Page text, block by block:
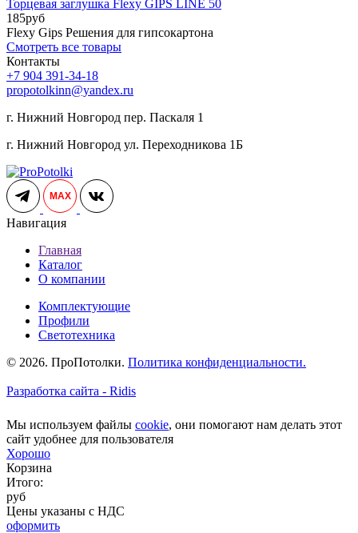
Торцевая заглушка Flexy GIPS LINE 50
185руб
Flexy Gips Решения для гипсокартона
Смотреть все товары
Контакты
+7 904 391-34-18
propotolkinn@yandex.ru
г. Нижний Новгород пер. Паскаля 1
г. Нижний Новгород ул. Переходникова 1Б
MAX
Навигация
Главная
Каталог
О компании
Комплектующие
Профили
Светотехника
© 2026. ПроПотолки. Политика конфиденциальности.
Разработка сайта - Ridis
Мы используем файлы cookie, они помогают нам делать этот
сайт удобнее для пользователя
Хорошо
Корзина
Итого:
руб
Цены указаны с НДС
оформить